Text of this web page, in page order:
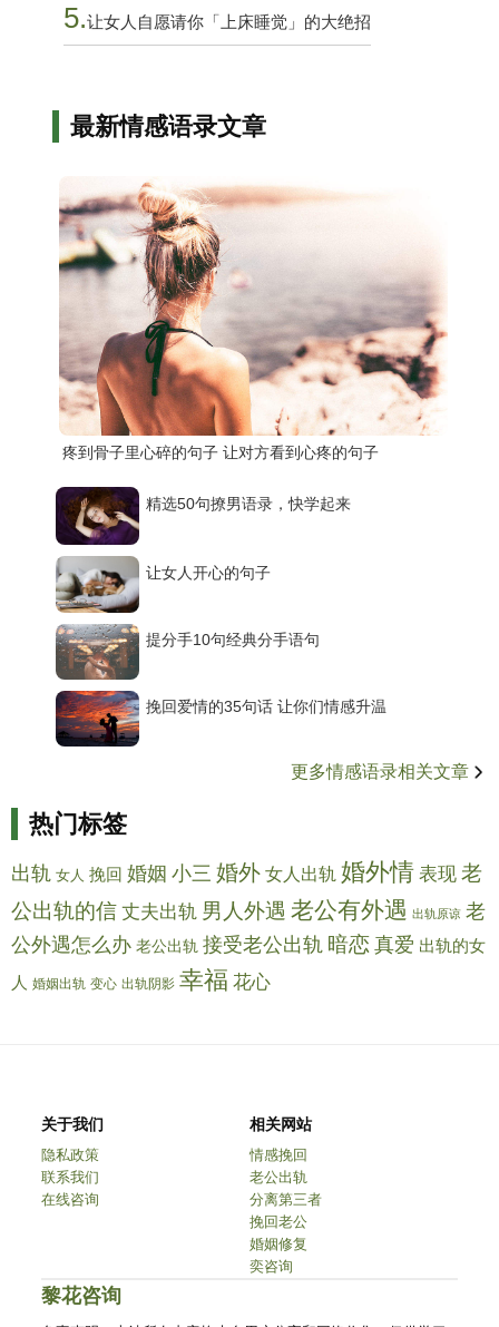
5.让女人自愿请你「上床睡觉」的大绝招
最新情感语录文章
疼到骨子里心碎的句子 让对方看到心疼的句子
精选50句撩男语录，快学起来
让女人开心的句子
提分手10句经典分手语句
挽回爱情的35句话 让你们情感升温
更多情感语录相关文章
热门标签
出轨 女人 挽回 婚姻 小三 婚外 女人出轨 婚外情 表现 老
公出轨的信 丈夫出轨 男人外遇 老公有外遇 出轨原谅 老
公外遇怎么办 老公出轨 接受老公出轨 暗恋 真爱 出轨的女
人 婚姻出轨 变心 出轨阴影 幸福 花心
黎花咨询
关于我们
隐私政策
联系我们
在线咨询
相关网站
情感挽回
老公出轨
分离第三者
挽回老公
婚姻修复
奕咨询